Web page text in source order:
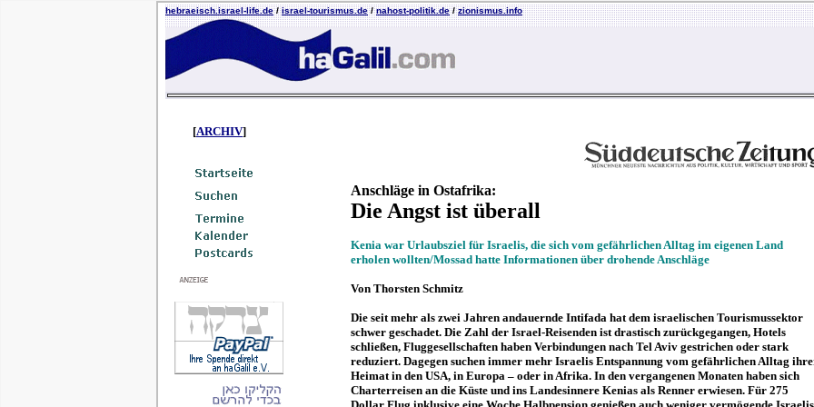
hebraeisch.israel-life.de/israel-tourismus.de/nahost-politik.de/zionismus.info
[ARCHIV]
Anschläge in Ostafrika:
Die Angst ist überall
Kenia war Urlaubsziel für Israelis, die sich vom gefährlichen Alltag im eigenen Land
erholen wollten/Mossad hatte Informationen über drohende Anschläge
Von Thorsten Schmitz
Die seit mehr als zwei Jahren andauernde Intifada hat dem israelischen Tourismussektor
schwer geschadet. Die Zahl der Israel-Reisenden ist drastisch zurückgegangen, Hotels
schließen, Fluggesellschaften haben Verbindungen nach Tel Aviv gestrichen oder stark
reduziert. Dagegen suchen immer mehr Israelis Entspannung vom gefährlichen Alltag
Heimat in den USA, in Europa – oder in Afrika. In den vergangenen Monaten haben sich
Charterreisen an die Küste und ins Landesinnere Kenias als Renner erwiesen. Für 275